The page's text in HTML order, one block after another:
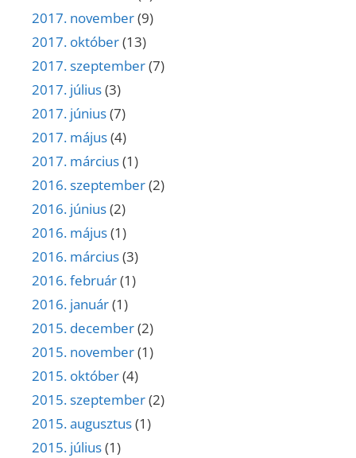
2017. november(9)
2017. október(13)
2017. szeptember(7)
2017. július(3)
2017. június(7)
2017. május(4)
2017. március(1)
2016. szeptember(2)
2016. június(2)
2016. május(1)
2016. március(3)
2016. február(1)
2016. január(1)
2015. december(2)
2015. november(1)
2015. október(4)
2015. szeptember(2)
2015. augusztus(1)
2015. július(1)